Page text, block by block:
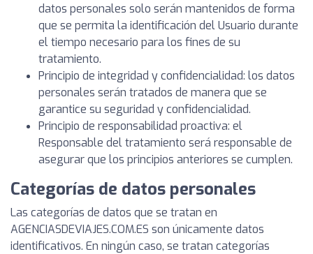
datos personales solo serán mantenidos de forma
que se permita la identificación del Usuario durante
el tiempo necesario para los fines de su
tratamiento.
Principio de integridad y confidencialidad: los datos
personales serán tratados de manera que se
garantice su seguridad y confidencialidad.
Principio de responsabilidad proactiva: el
Responsable del tratamiento será responsable de
asegurar que los principios anteriores se cumplen.
Categorías de datos personales
Las categorías de datos que se tratan en
AGENCIASDEVIAJES.COM.ES son únicamente datos
identificativos. En ningún caso, se tratan categorías